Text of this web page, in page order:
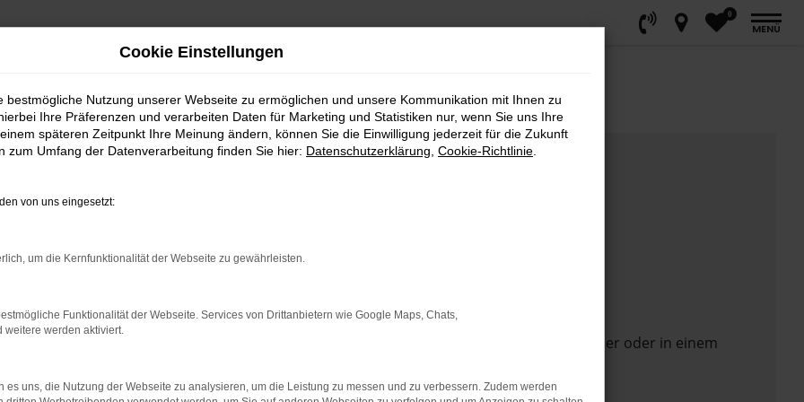
0
MENÜ
das Laden bestimmter Seiten verhindern. Funktioniert die Seite in einem anderen Browser oder in einem
Cookie Einstellungen
bestmögliche Nutzung unserer Webseite zu ermöglichen und unsere Kommunikation mit Ihnen zu
Ihre Präferenzen und verarbeiten Daten für Marketing und Statistiken nur, wenn Sie uns Ihre
späteren Zeitpunkt Ihre Meinung ändern, können Sie die Einwilligung jederzeit für die Zukunft
zum Umfang der Datenverarbeitung finden Sie hier: Datenschutzerklärung Cookie-Richtlinie
von uns eingesetzt:
um die Kernfunktionalität der Webseite zu gewährleisten.
Funktionalität der Webseite. Services von Drittanbietern wie Google Maps, Chats,
weitere werden aktiviert.
es uns, die Nutzung der Webseite zu analysieren, um die Leistung zu messen und zu verbessern. Zudem werden